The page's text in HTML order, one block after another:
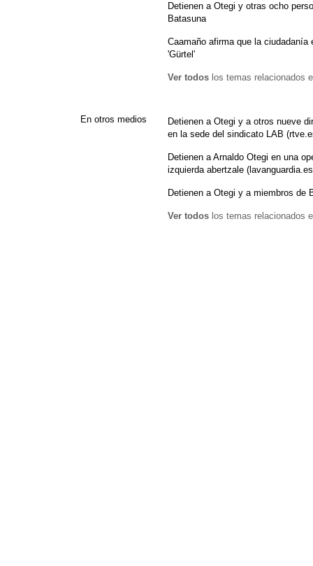
Detienen a Otegi y otras ocho
Batasuna
Caamaño afirma que la
'Gürtel'
Ver todos los temas relacionados
En otros medios
Detienen a Otegi y a otros nueve
en la sede del sindicato LAB
Detienen a Arnaldo Otegi en una
izquierda abertzale
Detienen a Otegi y a miembros de
Ver todos los temas relacionados